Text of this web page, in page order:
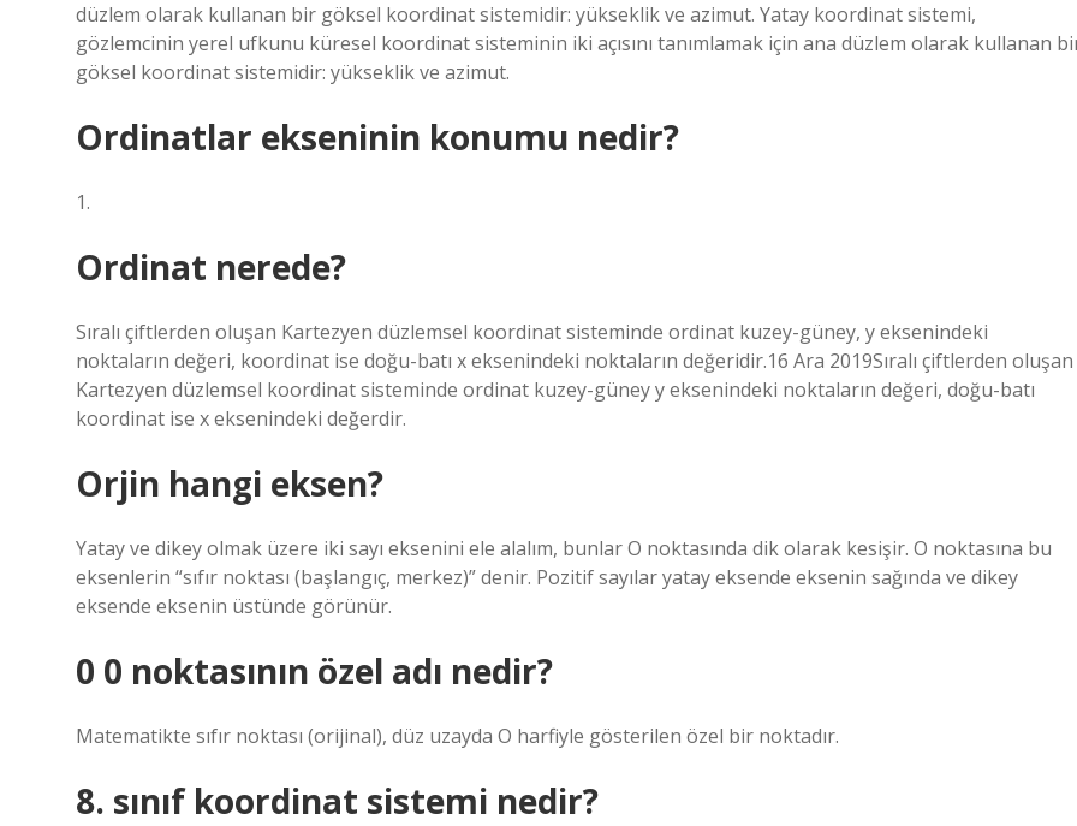
düzlem olarak kullanan bir göksel koordinat sistemidir: yükseklik ve azimut. Yatay koordinat sistemi,
gözlemcinin yerel ufkunu küresel koordinat sisteminin iki açısını tanımlamak için ana düzlem olarak kullanan
göksel koordinat sistemidir: yükseklik ve azimut.
Ordinatlar ekseninin konumu nedir?
1.
Ordinat nerede?
Sıralı çiftlerden oluşan Kartezyen düzlemsel koordinat sisteminde ordinat kuzey-güney, y eksenindeki
noktaların değeri, koordinat ise doğu-batı x eksenindeki noktaların değeridir.16 Ara 2019Sıralı çiftlerden oluşan
Kartezyen düzlemsel koordinat sisteminde ordinat kuzey-güney y eksenindeki noktaların değeri, doğu-batı
koordinat ise x eksenindeki değerdir.
Orjin hangi eksen?
Yatay ve dikey olmak üzere iki sayı eksenini ele alalım, bunlar O noktasında dik olarak kesişir. O noktasına bu
eksenlerin “sıfır noktası (başlangıç, merkez)” denir. Pozitif sayılar yatay eksende eksenin sağında ve dikey
eksende eksenin üstünde görünür.
0 0 noktasının özel adı nedir?
Matematikte sıfır noktası (orijinal), düz uzayda O harfiyle gösterilen özel bir noktadır.
8. sınıf koordinat sistemi nedir?